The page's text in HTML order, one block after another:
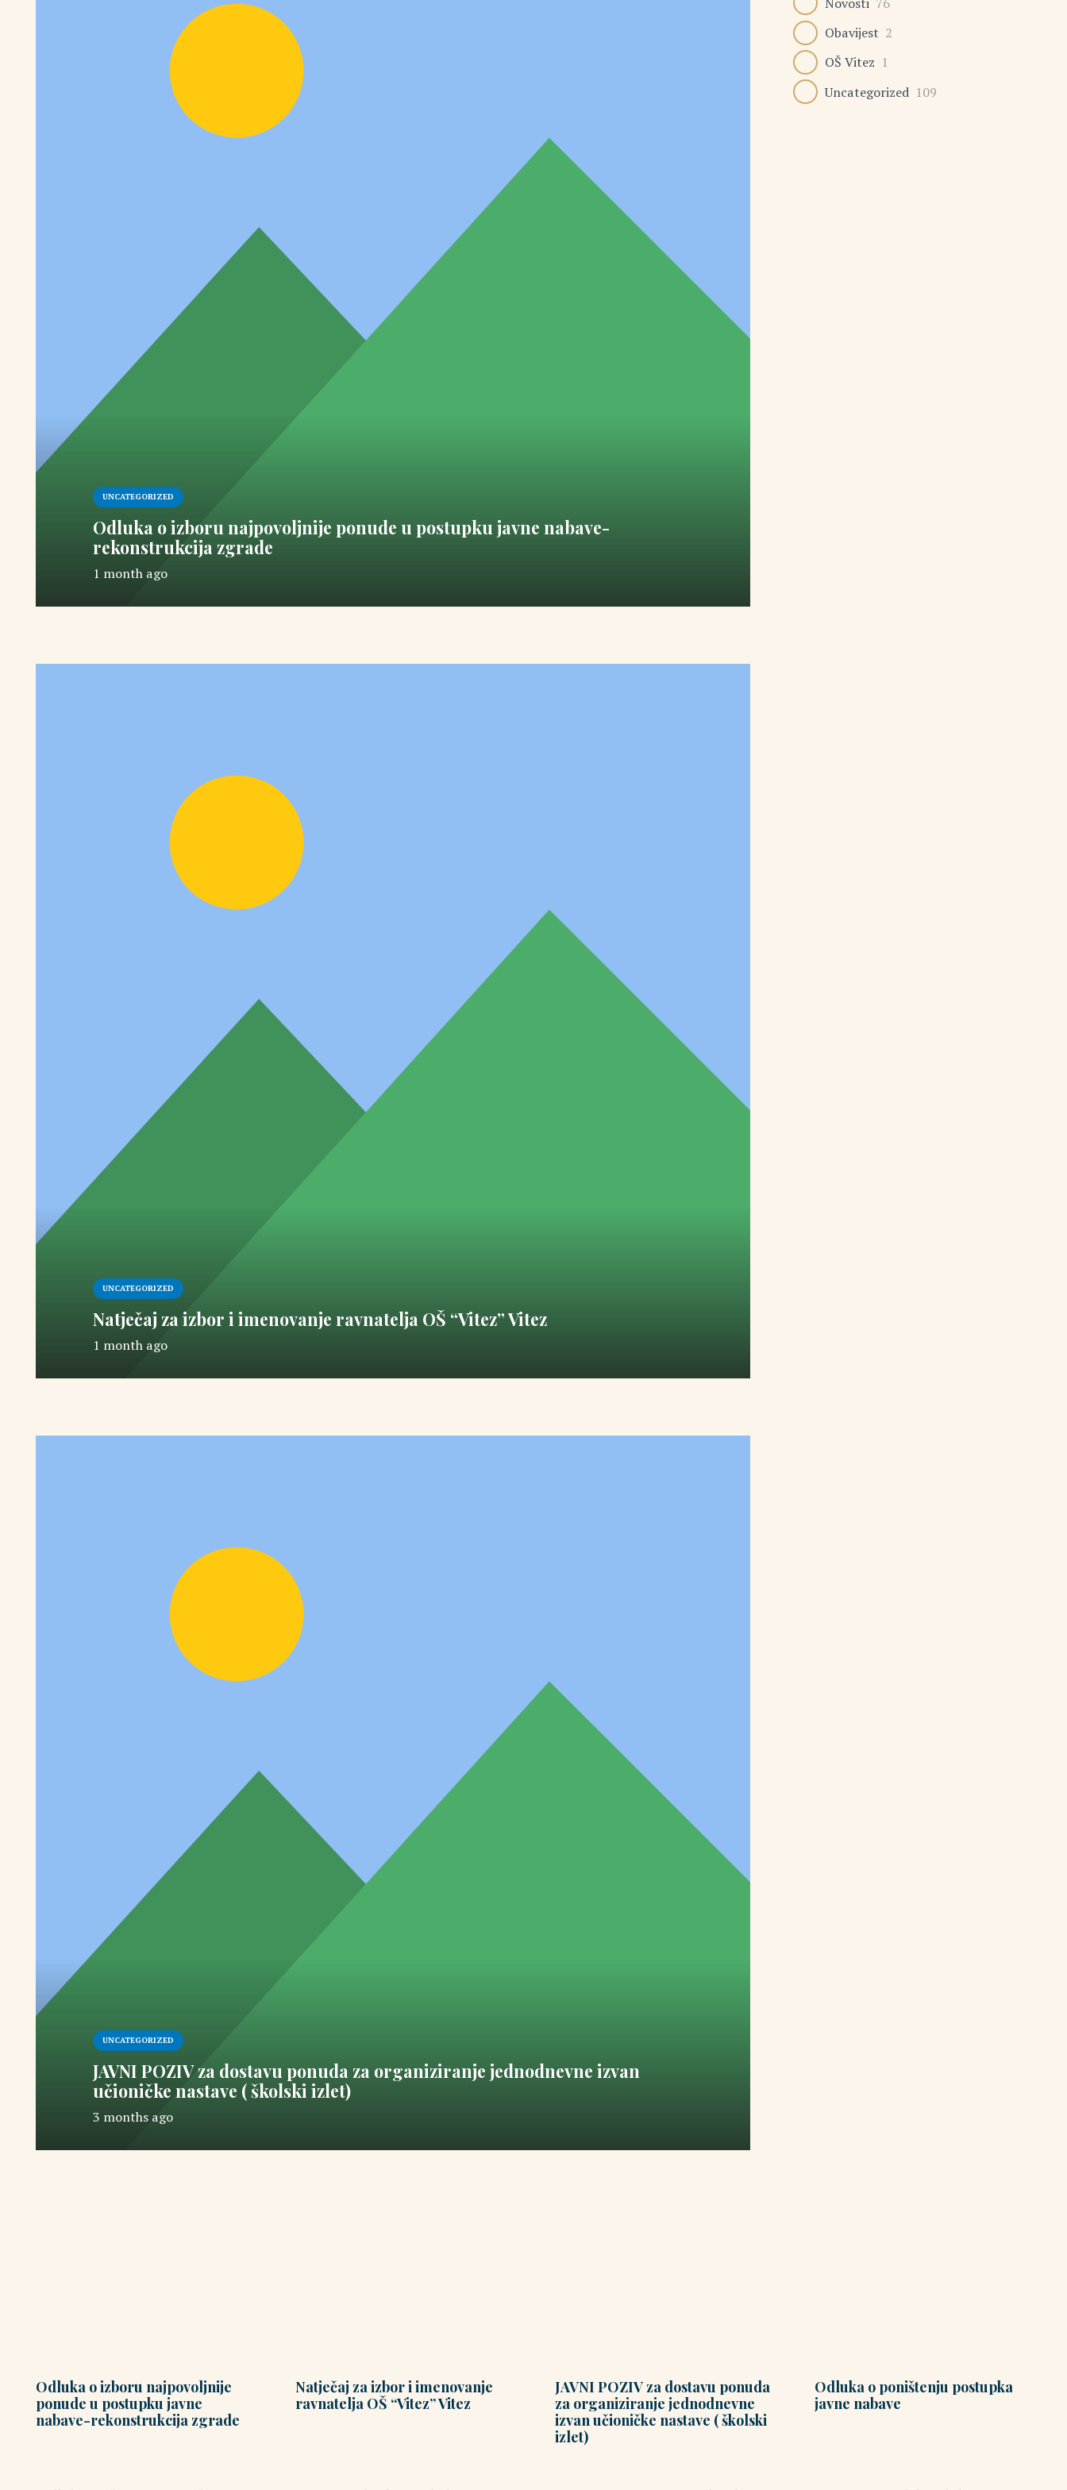
UNCATEGORIZED
Odluka o izboru najpovoljnije ponude u postupku javne nabave-
rekonstrukcija zgrade
1 month ago
UNCATEGORIZED
Natječaj za izbor i imenovanje ravnatelja OŠ “Vitez” Vitez
1 month ago
UNCATEGORIZED
JAVNI POZIV za dostavu ponuda za organiziranje jednodnevne izvan
učioničke nastave ( školski izlet)
3 months ago
Obavijest 2
OŠ Vitez 1
Uncategorized 109
Odluka o izboru najpovoljnije
ponude u postupku javne
nabave-rekonstrukcija zgrade
Natječaj za izbor i imenovanje
ravnatelja OŠ “Vitez” Vitez
JAVNI POZIV za dostavu ponuda
za organiziranje jednodnevne
izvan učioničke nastave ( školski
izlet)
Odluka o poništenju postupka
javne nabave